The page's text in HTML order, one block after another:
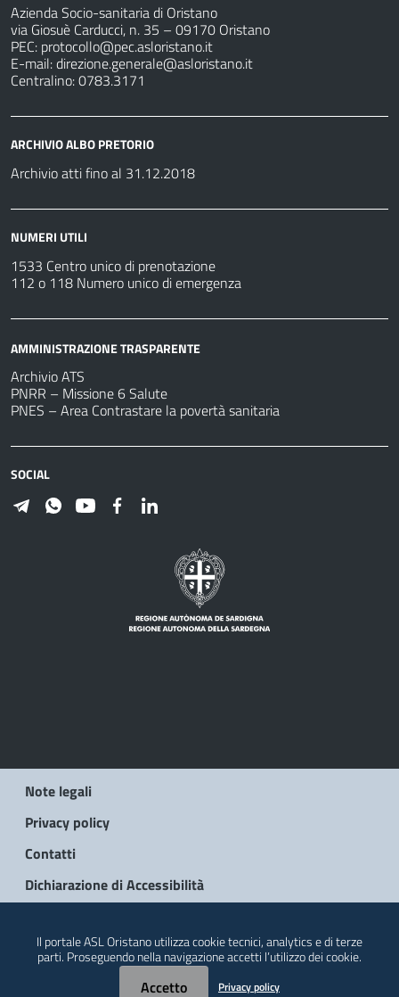
Azienda Socio-sanitaria di Oristano
via Giosuè Carducci, n. 35 – 09170 Oristano
PEC: protocollo@pec.asloristano.it
E-mail:direzione.generale@asloristano.it
Centralino: 0783.3171
ARCHIVIO ALBO PRETORIO
Archivio atti fino al 31.12.2018
NUMERI UTILI
1533 Centro unico di prenotazione
112 o 118 Numero unico di emergenza
AMMINISTRAZIONE TRASPARENTE
Archivio ATS
PNRR – Missione 6 Salute
PNES – Area Contrastare la povertà sanitaria
SOCIAL
Note legali
Privacy policy
Contatti
Dichiarazione di Accessibilità
Il portale ASL Oristano utilizza cookie tecnici, analytics e di terze
parti. Proseguendo nella navigazione accetti l’utilizzo dei cookie.
Accetto Privacy policy